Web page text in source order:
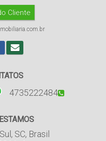
Cliente
4735222484
, SC, Brasil